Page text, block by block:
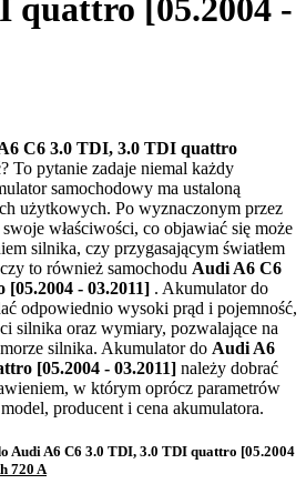
quattro [05.2004 -
C6 3.0 TDI, 3.0 TDI quattro
To pytanie zadaje niemal każdy
samochodowy ma ustaloną
użytkowych. Po wyznaczonym przez
właściwości, co objawiać się może
silnika, czy przygasającym światłem
to również samochodu Audi A6 C6
- 03.2011] . Akumulator do
odpowiednio wysoki prąd i pojemność,
silnika oraz wymiary, pozwalające na
silnika. Akumulator do Audi A6
[05.2004 - 03.2011] należy dobrać
w którym oprócz parametrów
producent i cena akumulatora.
Audi A6 C6 3.0 TDI, 3.0 TDI quattro [05.2004
720 A